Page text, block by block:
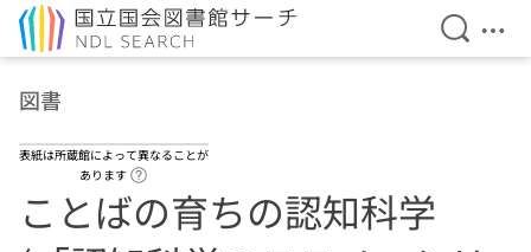
検索を
メ
図書
表紙は所蔵館によって異なることが
あります
ことばの育ちの認知科学